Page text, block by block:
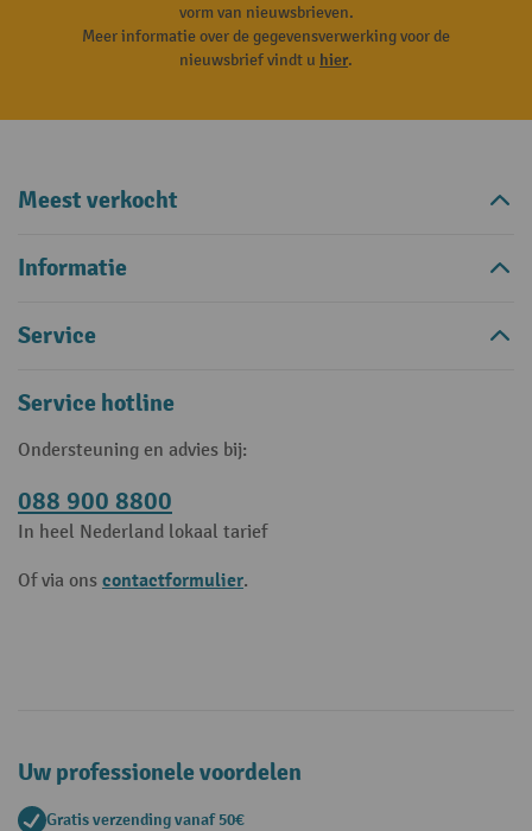
vorm van nieuwsbrieven.
Meer informatie over de gegevensverwerking voor de
nieuwsbrief vindt u hier.
Meest verkocht
Informatie
Service
Service hotline
Ondersteuning en advies bij:
088 900 8800
In heel Nederland lokaal tarief
Of via ons contactformulier.
Uw professionele voordelen
Gratis verzending vanaf 50€